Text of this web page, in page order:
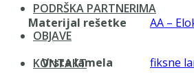
PODRŠKA PARTNERIMA
OBJAVE
KONTAKT
Materijal rešetke AA –
Vrsta lamela fiksne